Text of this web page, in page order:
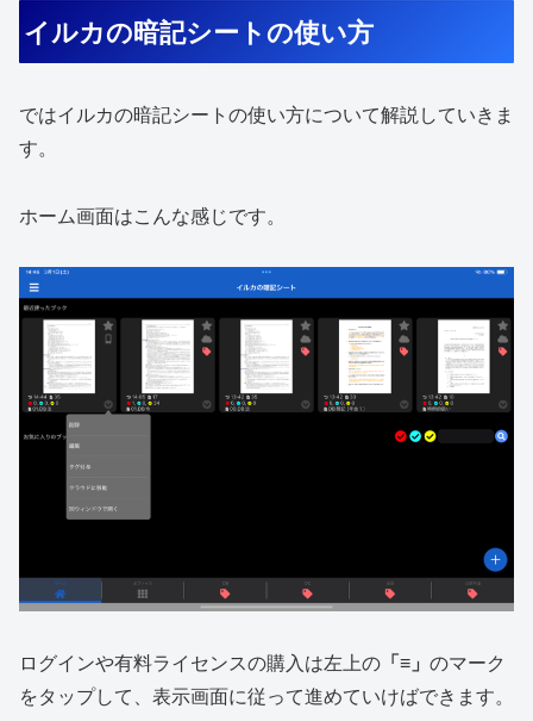
イルカの暗記シートの使い方
ではイルカの暗記シートの使い方について解説していきま
す。
ホーム画面はこんな感じです。
ログインや有料ライセンスの購入は左上の 「≡」 のマーク
をタップして、表示画面に従って進めていけばできます。